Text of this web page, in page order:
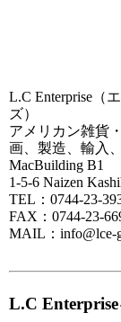
L.C Enterprise（
ズ）
アメリカン雑貨
画、製造、輸入
MacBuilding B1
1-5-6 Naizen
TEL：0744-23-
FAX：0744-23-
MAIL：info@lce-
L.C